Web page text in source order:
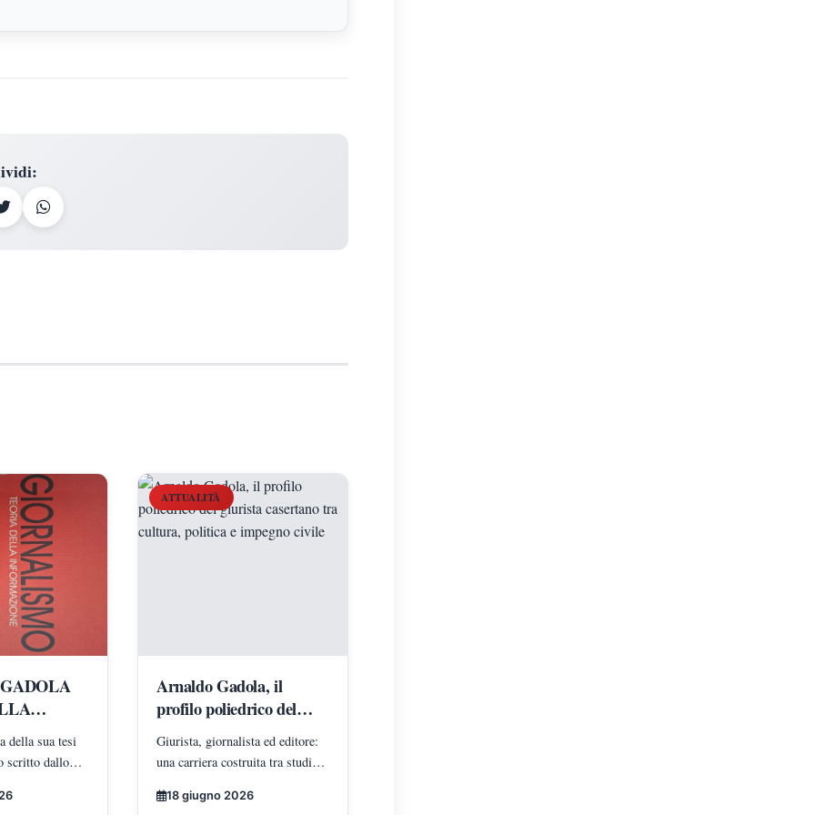
:
della sua tesi
scritto dallo
alla citazione
ATTUALITÀ
Arnaldo Gadola, il
profilo poliedrico del
giurista casertano tra
cultura, politica e
Giurista, giornalista ed editore:
una carriera costruita tra studio,
politica
18 giugno 2026